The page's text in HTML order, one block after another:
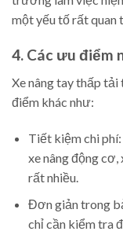
một yếu tố rất quan
4. Các ưu điểm
Xe nâng tay thấp
điểm khác như:
Tiết kiệm chi phí:
xe nâng động
rất nhiều.
Đơn giản trong
chỉ cần kiểm tra